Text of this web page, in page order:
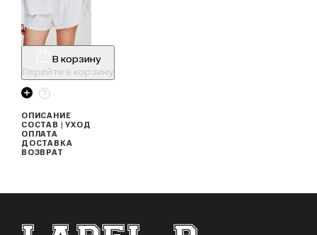
В корзину
Перейти в корзину
ОПИСАНИЕ
СОСТАВ | УХОД
ОПЛАТА
ДОСТАВКА
ВОЗВРАТ